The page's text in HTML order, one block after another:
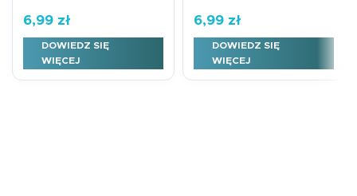
6,99 zł
DOWIEDZ SIĘ
WIĘCEJ
6,99 zł
DOWIEDZ SIĘ
WIĘCEJ